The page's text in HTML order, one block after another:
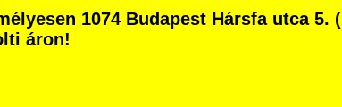
1074 Budapest Hársfa utca 5.
áron!